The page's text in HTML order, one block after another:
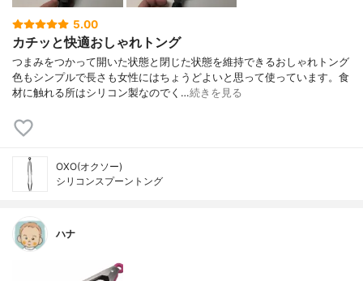
5.00
カチッと快適おしゃれトング
つまみをつかって開いた状態と閉じた状態を維持できるおしゃれトング
色もシンプルで長さも女性にはちょうどよいと思って使っています。食
材に触れる所はシリコン製なのでく…続きを見る
OXO(オクソー)
シリコンスプーントング
ハナ